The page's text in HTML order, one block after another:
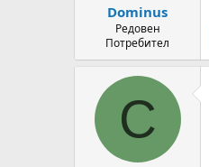
Dominus
Редовен
Потребител
С